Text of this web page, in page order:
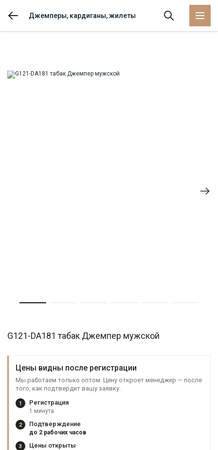
Джемперы, кардиганы, жилеты
G121-DA181 табак Джемпер мужской
Цены видны после регистрации
Мы работаем только оптом. Цену откроет менеджер — после
того, как подтвердит вашу заявку.
1 Регистрация
1 минута
2 Подтверждение
до 2 рабочих часов
3 Цены открыты